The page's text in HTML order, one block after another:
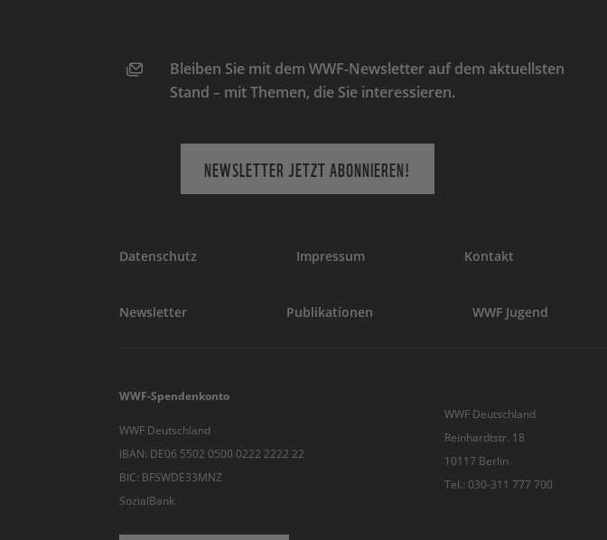
Bleiben Sie mit dem WWF-Newsletter auf dem aktuellsten
Stand – mit Themen, die Sie interessieren.
NEWSLETTER JETZT ABONNIEREN!
Datenschutz Impressum Kontakt
Newsletter Publikationen WWF Jugend
WWF-Spendenkonto
WWF Deutschland
IBAN: DE06 5502 0500 0222 2222 22
BIC: BFSWDE33MNZ
SozialBank
WWF Deutschland
Reinhardtstr. 18
10117 Berlin
Tel.: 030-311 777 700